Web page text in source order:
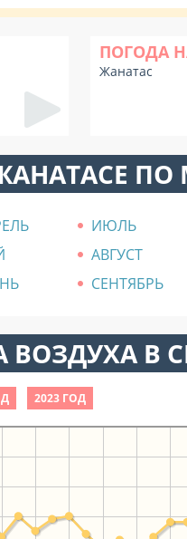
ПОГОДА
Жанатас
ИЮЛЬ
АВГУСТ
СЕНТЯБРЬ
В
2023 ГОД